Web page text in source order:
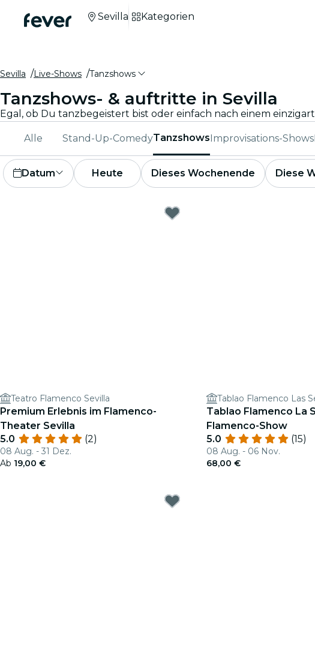
Sevilla Kategorien
Sevilla Live-Shows Tanzshows
Tanzshows- & auftritte in Sevilla
Alle Stand-Up-ComedyTanzshowsImprovisations-Shows
Datum Heute Dieses Wochenende Diese
Teatro Flamenco Sevilla
Premium Erlebnis im Flamenco-
Theater Sevilla
5.0
(2)
08 Aug. - 31 Dez.
Ab 19,00 €
Tablao Flamenco Las
Tablao Flamenco La
Flamenco-Show
5.0
(15)
08 Aug. - 06 Nov.
68,00 €